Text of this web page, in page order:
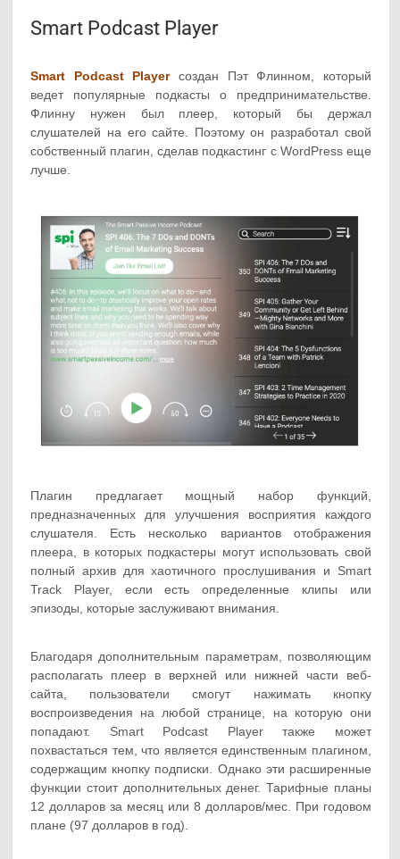
Smart Podcast Player
Smart Podcast Playerсоздан Пэт Флинном, который
ведет популярные подкасты о предпринимательстве.
Флинну нужен был плеер, который бы держал
слушателей на его сайте. Поэтому он разработал свой
собственный плагин, сделав подкастинг с WordPress еще
лучше.
Плагин предлагает мощный набор функций,
предназначенных для улучшения восприятия каждого
слушателя. Есть несколько вариантов отображения
плеера, в которых подкастеры могут использовать свой
полный архив для хаотичного прослушивания и Smart
Track Player, если есть определенные клипы или
эпизоды, которые заслуживают внимания.
Благодаря дополнительным параметрам, позволяющим
располагать плеер в верхней или нижней части веб-
сайта, пользователи смогут нажимать кнопку
воспроизведения на любой странице, на которую они
попадают. Smart Podcast Player также может
похвастаться тем, что является единственным плагином,
содержащим кнопку подписки. Однако эти расширенные
функции стоит дополнительных денег. Тарифные планы
12 долларов за месяц или 8 долларов/мес. При годовом
плане (97 долларов в год).